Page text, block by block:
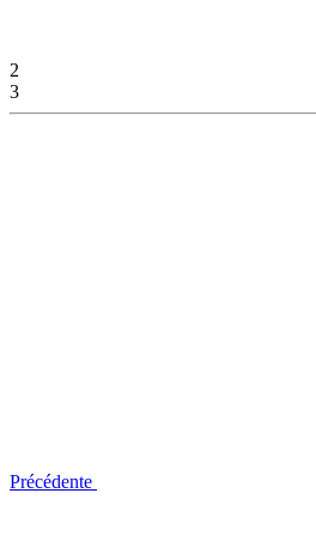
2
3
Précédente